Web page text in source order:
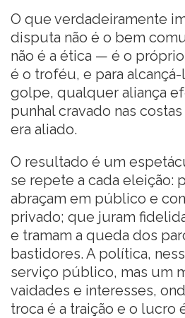
O que verdadeiramente
disputa não é o bem
não é a ética — é o
é o troféu, e para
golpe, qualquer aliança
punhal cravado nas
era aliado.
O resultado é um
se repete a cada eleição:
abraçam em público e
privado; que juram
e tramam a queda dos
bastidores. A política,
serviço público, mas um
vaidades e interesses,
troca é a traição e o lucro